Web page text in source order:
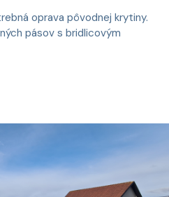
oprava pôvodnej krytiny.
pásov s bridlicovým